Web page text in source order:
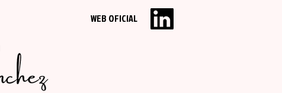
WEB OFICIAL